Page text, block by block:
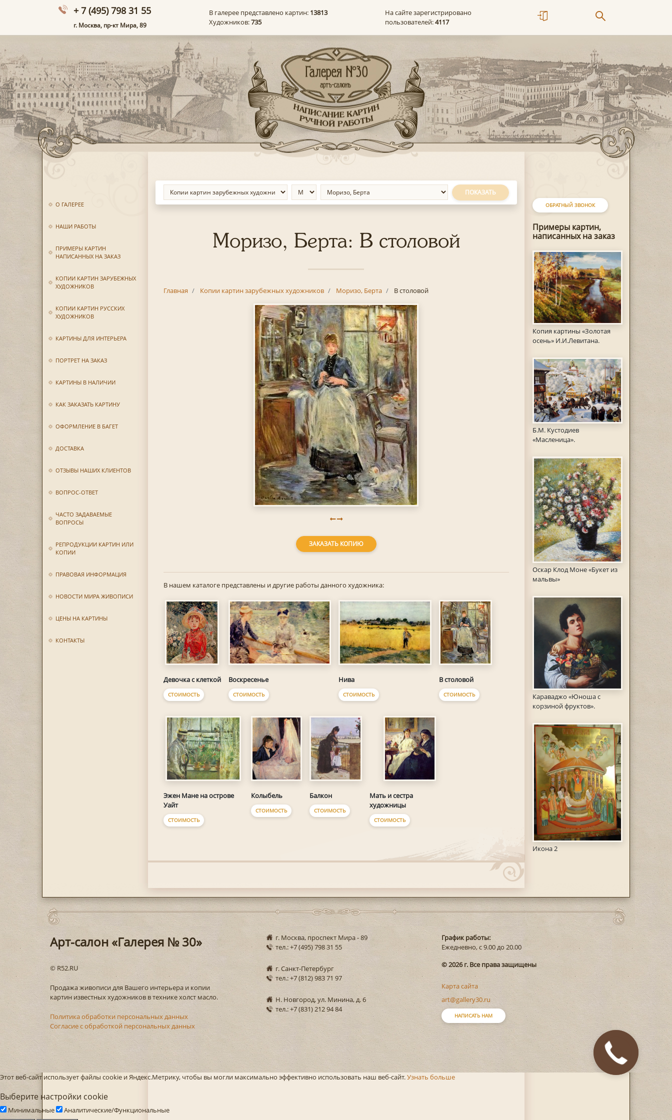
+ 7 (495) 798 31 55
г. Москва, пр-кт Мира, 89
В галерее представлено картин: 13813
Художников:735
На сайте зарегистрировано
пользователей:4117
О ГАЛЕРЕЕ
НАШИ РАБОТЫ
ПРИМЕРЫ КАРТИН
НАПИСАННЫХ НА ЗАКАЗ
КОПИИ КАРТИН ЗАРУБЕЖНЫХ
ХУДОЖНИКОВ
КОПИИ КАРТИН РУССКИХ
ХУДОЖНИКОВ
КАРТИНЫ ДЛЯ ИНТЕРЬЕРА
ПОРТРЕТ НА ЗАКАЗ
КАРТИНЫ В НАЛИЧИИ
КАК ЗАКАЗАТЬ КАРТИНУ
ОФОРМЛЕНИЕ В БАГЕТ
ДОСТАВКА
ОТЗЫВЫ НАШИХ КЛИЕНТОВ
ВОПРОС-ОТВЕТ
ЧАСТО ЗАДАВАЕМЫЕ
ВОПРОСЫ
РЕПРОДУКЦИИ КАРТИН ИЛИ
КОПИИ
ПРАВОВАЯ ИНФОРМАЦИЯ
НОВОСТИ МИРА ЖИВОПИСИ
ЦЕНЫ НА КАРТИНЫ
КОНТАКТЫ
ОБРАТНЫЙ ЗВОНОК
Примеры картин,
написанных на заказ
Копия картины «Золотая
осень» И.И.Левитана.
Б.М. Кустодиев
«Масленица».
Оскар Клод Моне «Букет из
мальвы»
Караваджо «Юноша с
корзиной фруктов».
Икона 2
ПОКАЗАТЬ
Моризо, Берта: В столовой
Главная Копии картин зарубежных художников Моризо, Берта В столовой
ЗАКАЗАТЬ КОПИЮ
В нашем каталоге представлены и другие работы данного художника:
Девочка с клеткой
СТОИМОСТЬ
Воскресенье
СТОИМОСТЬ
Нива
СТОИМОСТЬ
В столовой
СТОИМОСТЬ
Эжен Мане на острове
Уайт
СТОИМОСТЬ
Колыбель
СТОИМОСТЬ
Балкон
СТОИМОСТЬ
Мать и сестра
художницы
СТОИМОСТЬ
Арт-салон «Галерея № 30»
© R52.RU
Продажа живописи для Вашего интерьера и копии
картин известных художников в технике холст масло.
Политика обработки персональных данных
Согласие с обработкой персональных данных
г. Москва, проспект Мира - 89
тел.: +7 (495) 798 31 55
г. Санкт-Петербург
тел.: +7 (812) 983 71 97
Н. Новгород, ул. Минина, д. 6
тел.: +7 (831) 212 94 84
График работы:
Ежедневно, с 9.00 до 20.00
© 2026 г. Все права защищены
Карта сайта
art@gallery30.ru
НАПИСАТЬ НАМ
Этот веб-сайт использует файлы cookie и Яндекс.Метрику, чтобы вы могли максимально эффективно использовать наш веб-сайт.Узнать больше
Выберите настройки cookie
Минимальные Аналитические/Функциональные